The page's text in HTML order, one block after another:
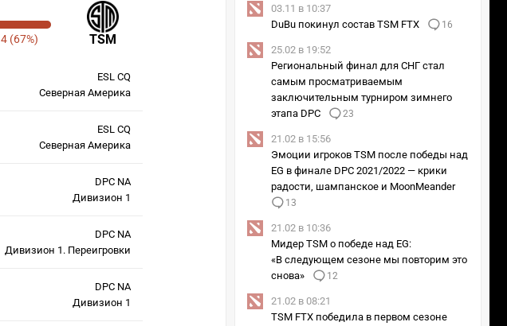
TSM
4 (67%)
ESL CQ
Северная Америка
ESL CQ
Северная Америка
DPC NA
Дивизион 1
DPC NA
Дивизион 1. Переигровки
DPC NA
Дивизион 1
03.11 в 10:37
DuBu покинул состав TSM FTX
16
25.02 в 19:52
Региональный финал для СНГ стал
самым просматриваемым
заключительным турниром зимнего
этапа DPC
23
21.02 в 15:56
Эмоции игроков TSM после победы над
EG в финале DPC 2021/2022 — крики
радости, шампанское и MoonMeander
13
21.02 в 10:36
Мидер TSM о победе над EG:
«В следующем сезоне мы повторим это
снова»
12
21.02 в 08:21
TSM FTX победила в первом сезоне